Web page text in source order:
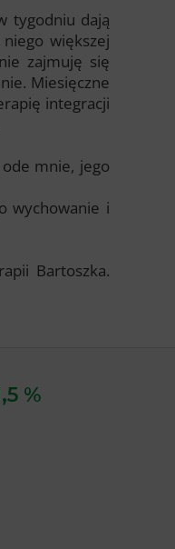
tygodniu dają
większej
zajmuję się
Miesięczne
integracji
mnie, jego
wychowanie i
Bartoszka.
%